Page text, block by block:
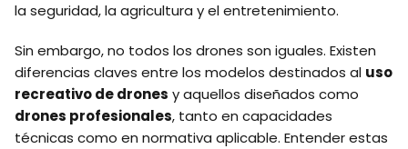
la seguridad, la agricultura y el entretenimiento.
Sin embargo, no todos los drones son iguales. Existen
diferencias claves entre los modelos destinados al uso
recreativo de drones y aquellos diseñados como
drones profesionales, tanto en capacidades
técnicas como en normativa aplicable. Entender estas